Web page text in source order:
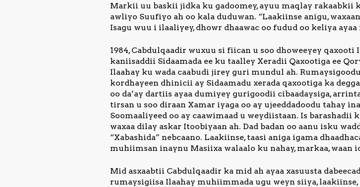
Markii uu baskii jidka ku gadoomey, ayuu maqlay rakaabkii
awliyo Suufiyo ah oo kala duduwan. “Laakiinse anigu,
Isagu wuu i ilaaliyey, dhowr dhaawac oo fudud oo keliya ayaa
1984, Cabdulqaadir wuxuu si fiican u soo dhoweeyey qaxooti
kaniisaddii Sidaamada ee ku taalley Xeradii Qaxootiga ee
Ilaahay ku wada caabudi jirey guri mundul ah.
kordhayeen dhinicii ay Sidaamadu xerada qaxootiga ka
oo da’ay dartiis ayaa dumiyey gurigoodii cibaadaysiga,
tirsan u soo diraan Xamar iyaga oo ay ujeeddadoodu
Soomaaliyeed oo ay caawimaad u weydiistaan. Is barashadii
waxaa dilay askar Itoobiyaan ah. Dad badan oo aanu isku
“Xabashida” nebcaano. Laakiinse, taasi aniga igama
muhiimsan inaynu Masiixa walaalo ku nahay, markaa, waan
Mid asxaabtii Cabdulqaadir ka mid ah ayaa xasuusta
rumaysigiisa Ilaahay muhiimmada ugu weyn siiya,